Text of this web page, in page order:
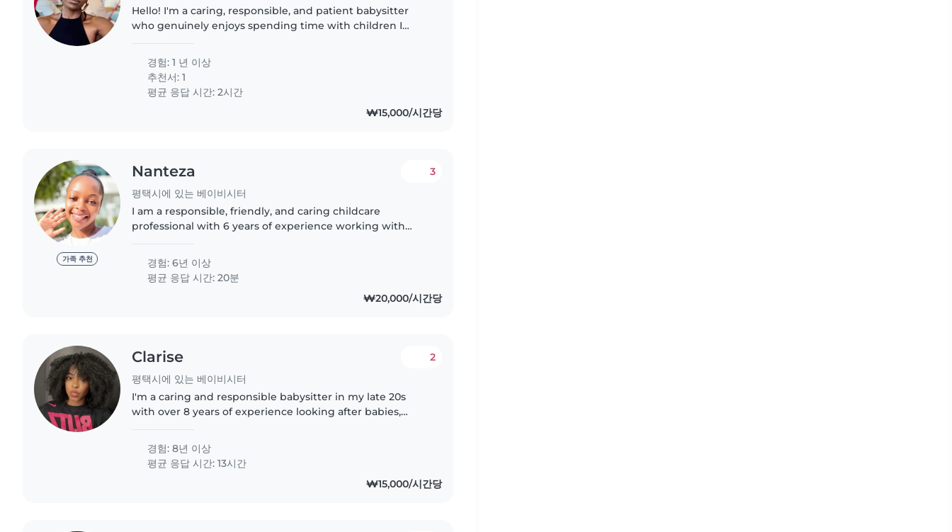
Hello! I'm a caring, responsible, and patient babysitter
who genuinely enjoys spending time with children I
supporting their daily..
경험: 1 년 이상
추천서: 1
평균 응답 시간: 2시간
₩15,000/시간당
가족 추천
Nanteza
평택시에 있는 베이비시터
3
I am a responsible, friendly, and caring childcare
professional with 6 years of experience working with
preschoolers, grade-schoolers,..
경험: 6년 이상
평균 응답 시간: 20분
₩20,000/시간당
Clarise
평택시에 있는 베이비시터
2
I'm a caring and responsible babysitter in my late 20s
with over 8 years of experience looking after babies,
경험: 8년 이상
평균 응답 시간: 13시간
₩15,000/시간당